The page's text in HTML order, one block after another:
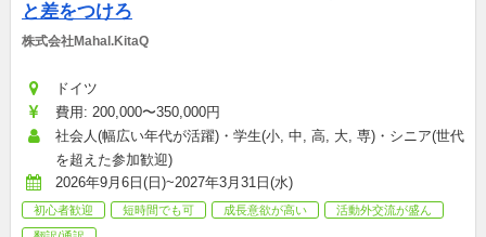
と差をつけろ
株式会社Mahal.KitaQ
ドイツ
費用: 200,000〜350,000円
社会人(幅広い年代が活躍)・学生(小, 中, 高, 大, 専)・シニア(世代
を超えた参加歓迎)
2026年9月6日(日)~2027年3月31日(水)
初心者歓迎 短時間でも可 成長意欲が高い
活動外交流が盛ん